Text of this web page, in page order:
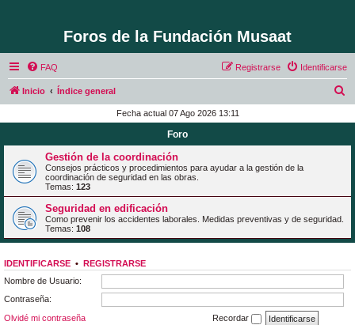
Foros de la Fundación Musaat
FAQ Identificarse
Registrarse
Inicio Índice general
c
Fecha actual 07 Ago 2026 13:11
Foro
Gestión de la coordinación
Consejos prácticos y procedimientos para ayudar a la gestión de la
coordinación de seguridad en las obras.
Temas: 123
Seguridad en edificación
Como prevenir los accidentes laborales. Medidas preventivas y de seguridad.
Temas: 108
IDENTIFICARSE • REGISTRARSE
Nombre de Usuario:
Contraseña:
Olvidé mi contraseña
Recordar